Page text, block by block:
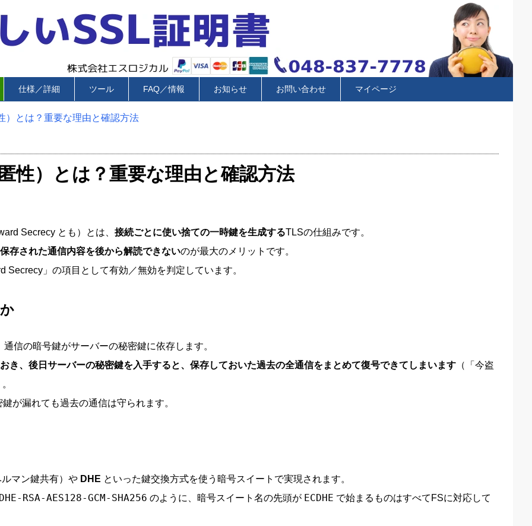
仕様／詳細 ツール FAQ／情報 お知らせ お問い合わせ マイページ
）とは？重要な理由と確認方法
性）とは？重要な理由と確認方法
Secrecy とも）とは、 接続ごとに使い捨ての一時鍵を生成するTLSの仕組みです。
存された通信内容を後から解読できないのが最大のメリットです。
Secrecy」の項目として有効／無効を判定しています。
信の暗号鍵がサーバーの秘密鍵に依存します。
き、後日サーバーの秘密鍵を入手すると、保存しておいた過去の全通信をまとめて復号できてしまいます （「今盗
が漏れても過去の通信は守られます。
マン鍵共有）や DHE といった鍵交換方式を使う暗号スイートで実現されます。
RSA-AES128-GCM-SHA256 のように、暗号スイート名の先頭が ECDHE で始まるものはすべてFSに対応して